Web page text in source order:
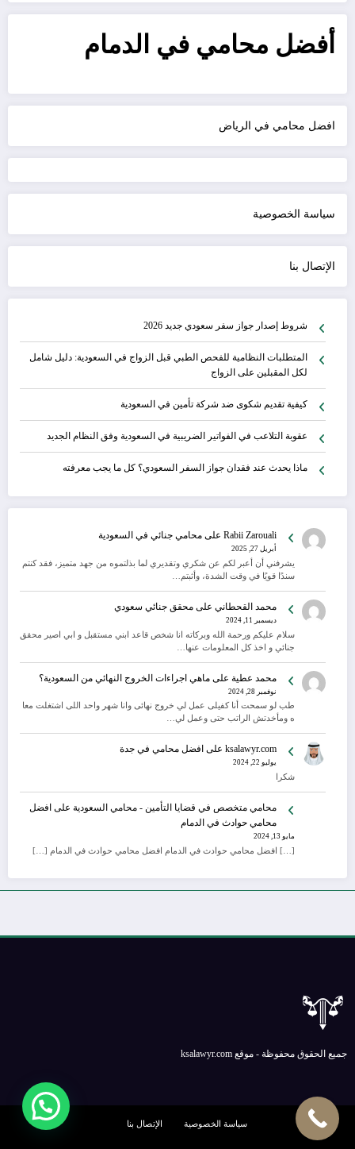
أفضل محامي في الدمام
افضل محامي في الرياض
سياسة الخصوصية
الإتصال بنا
شروط إصدار جواز سفر سعودي جديد 2026
المتطلبات النظامية للفحص الطبي قبل الزواج في السعودية: دليل شامل
لكل المقبلين على الزواج
كيفية تقديم شكوى ضد شركة تأمين في السعودية
عقوبة التلاعب في الفواتير الضريبية في السعودية وفق النظام الجديد
ماذا يحدث عند فقدان جواز السفر السعودي؟ كل ما يجب معرفته
Rabii Zarouali على محامي جنائي في السعودية
أبريل 27, 2025
يشرفني أن أعبر لكم عن شكري وتقديري لما بذلتموه من جهد متميز، فقد كنتم
سندًا قويًا في وقت الشدة، وأثبتم…
محمد القحطاني على محقق جنائي سعودي
ديسمبر 11, 2024
سلام عليكم ورحمة الله وبركاته انا شخص قاعد ابني مستقبل و ابي اصير محقق
جنائي و اخذ كل المعلومات عنها…
محمد عطية على ماهي اجراءات الخروج النهائي من السعودية؟
نوفمبر 28, 2024
طب لو سمحت أنا كفيلى عمل لي خروج نهائى وانا شهر واحد اللى اشتغلت معا
ه ومأخدتش الراتب حتى وعمل لي…
ksalawyr.com على افضل محامي في جدة
يوليو 22, 2024
شكرا
محامي متخصص في قضايا التأمين - محامي السعودية على افضل
محامي حوادث في الدمام
مايو 13, 2024
[…] افضل محامي حوادث في الدمام افضل محامي حوادث في الدمام […]
جميع الحقوق محفوظة - موقع ksalawyr.com
سياسة الخصوصية الإتصال بنا